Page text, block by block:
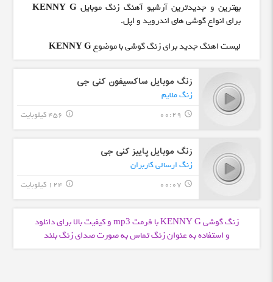
بهترین و جدیدترین آرشیو آهنگ زنگ موبایلKENNY G
برای انواع گوشی های اندروید و اپل.
لیست اهنگ جدید برای زنگ گوشی با موضوعKENNY G
زنگ موبایل ساکسیفون کنی جی
زنگ ملایم
query_builder
00:29 456 کیلوبایت info_outline
زنگ موبایل پاییز کنی جی
زنگ ارسالی کاربران
query_builder
00:07 124 کیلوبایت info_outline
زنگ گوشی KENNY G با فرمت mp3 و کیفیت بالا برای دانلود
و استفاده به عنوان زنگ تماس به صورت صدای زنگ بلند